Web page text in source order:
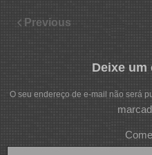
Previous
Deixe um
O seu endereço de e-mail não será